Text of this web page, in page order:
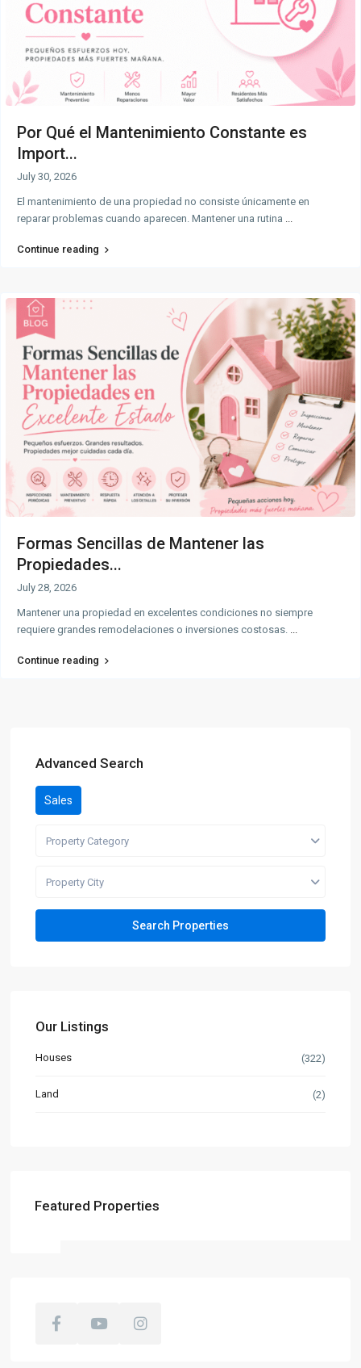
Por Qué el Mantenimiento Constante es
Import...
July 30, 2026
El mantenimiento de una propiedad no consiste únicamente en
reparar problemas cuando aparecen. Mantener una rutina ...
Continue reading
Formas Sencillas de Mantener las
Propiedades...
July 28, 2026
Mantener una propiedad en excelentes condiciones no siempre
requiere grandes remodelaciones o inversiones costosas. ...
Continue reading
Advanced Search
Sales
Property Category
Property City
Our Listings
Houses (322)
Land (2)
Featured Properties